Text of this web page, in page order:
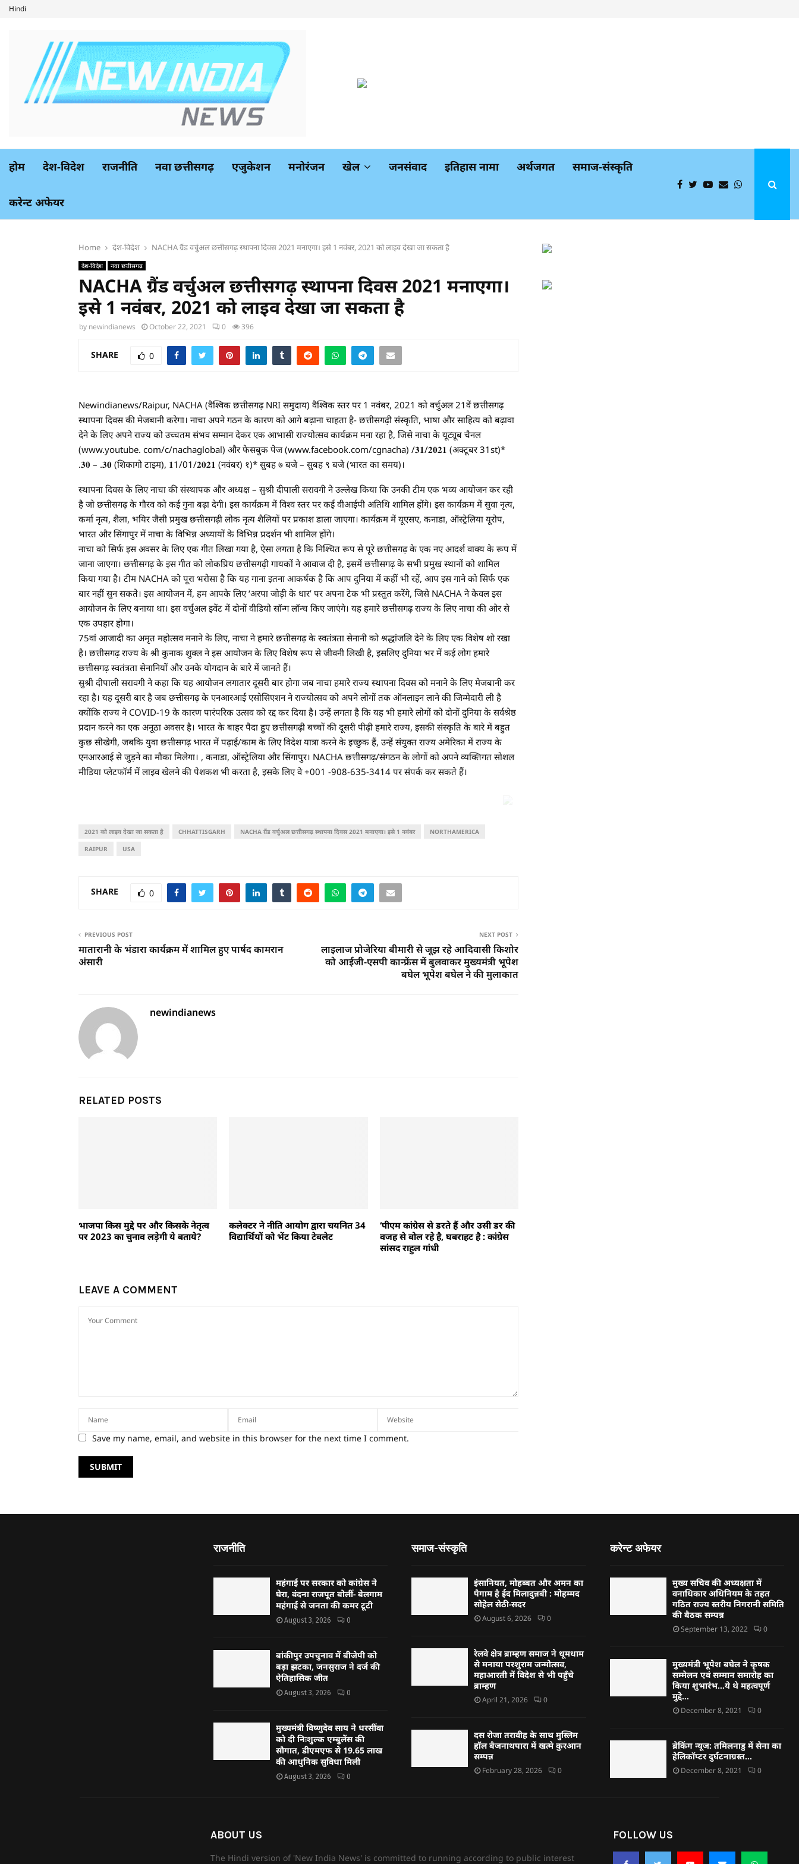
Hindi
होम देश-विदेश राजनीति नवा छत्तीसगढ़ एजुकेशन मनोरंजन खेल जनसंवाद इतिहास नामा अर्थजगत समाज-संस्कृति
करेन्ट अफेयर
Home देश-विदेश NACHA ग्रैंड वर्चुअल छत्तीसगढ़ स्थापना दिवस 2021 मनाएगा। इसे 1 नवंबर, 2021 को लाइव देखा जा सकता है
देश-विदेश नवा छत्तीसगढ़
NACHA ग्रैंड वर्चुअल छत्तीसगढ़ स्थापना दिवस 2021 मनाएगा।
इसे 1 नवंबर, 2021 को लाइव देखा जा सकता है
by newindianews October 22, 2021 0 396
SHARE 0
Newindianews/Raipur, NACHA (वैश्विक छत्तीसगढ़ NRI समुदाय) वैश्विक स्तर पर 1 नवंबर, 2021 को वर्चुअल 21वें छत्तीसगढ़
स्थापना दिवस की मेजबानी करेगा। नाचा अपने गठन के कारण को आगे बढ़ाना चाहता है- छत्तीसगढ़ी संस्कृति, भाषा और साहित्य को बढ़ावा
देने के लिए अपने राज्य को उच्चतम संभव सम्मान देकर एक आभासी राज्योत्सव कार्यक्रम मना रहा है, जिसे नाचा के यूट्यूब चैनल
(www.youtube. com/c/nachaglobal) और फेसबुक पेज (www.facebook.com/cgnacha) /𝟑𝟏/𝟐𝟎𝟐𝟏 (अक्टूबर 31st)*
.𝟑𝟎 – .𝟑𝟎 (शिकागो टाइम), 𝟏1/01/𝟐𝟎𝟐𝟏 (नवंबर) १)* सुबह ७ बजे – सुबह ९ बजे (भारत का समय)।
स्थापना दिवस के लिए नाचा की संस्थापक और अध्यक्ष – सुश्री दीपाली सरावगी ने उल्लेख किया कि उनकी टीम एक भव्य आयोजन कर रही
है जो छत्तीसगढ़ के गौरव को कई गुना बढ़ा देगी। इस कार्यक्रम में विश्व स्तर पर कई वीआईपी अतिथि शामिल होंगे। इस कार्यक्रम में सुवा नृत्य,
कर्मा नृत्य, शैला, भयिर जैसी प्रमुख छत्तीसगढ़ी लोक नृत्य शैलियों पर प्रकाश डाला जाएगा। कार्यक्रम में यूएसए, कनाडा, ऑस्ट्रेलिया यूरोप,
भारत और सिंगापुर में नाचा के विभिन्न अध्यायों के विभिन्न प्रदर्शन भी शामिल होंगे।
नाचा को सिर्फ इस अवसर के लिए एक गीत लिखा गया है, ऐसा लगता है कि निश्चित रूप से पूरे छत्तीसगढ़ के एक नए आदर्श वाक्य के रूप में
जाना जाएगा। छत्तीसगढ़ के इस गीत को लोकप्रिय छत्तीसगढ़ी गायकों ने आवाज दी है, इसमें छत्तीसगढ़ के सभी प्रमुख स्थानों को शामिल
किया गया है। टीम NACHA को पूरा भरोसा है कि यह गाना इतना आकर्षक है कि आप दुनिया में कहीं भी रहें, आप इस गाने को सिर्फ एक
बार नहीं सुन सकते। इस आयोजन में, हम आपके लिए ‘अरपा जोड़ी के धार’ पर अपना टेक भी प्रस्तुत करेंगे, जिसे NACHA ने केवल इस
आयोजन के लिए बनाया था। इस वर्चुअल इवेंट में दोनों वीडियो सॉन्ग लॉन्च किए जाएंगे। यह हमारे छत्तीसगढ़ राज्य के लिए नाचा की ओर से
एक उपहार होगा।
75वां आजादी का अमृत महोत्सव मनाने के लिए, नाचा ने हमारे छत्तीसगढ़ के स्वतंत्रता सेनानी को श्रद्धांजलि देने के लिए एक विशेष शो रखा
है। छत्तीसगढ़ राज्य के श्री कुनाक शुक्ल ने इस आयोजन के लिए विशेष रूप से जीवनी लिखी है, इसलिए दुनिया भर में कई लोग हमारे
छत्तीसगढ़ स्वतंत्रता सेनानियों और उनके योगदान के बारे में जानते हैं।
सुश्री दीपाली सरावगी ने कहा कि यह आयोजन लगातार दूसरी बार होगा जब नाचा हमारे राज्य स्थापना दिवस को मनाने के लिए मेजबानी कर
रहा है। यह दूसरी बार है जब छत्तीसगढ़ के एनआरआई एसोसिएशन ने राज्योत्सव को अपने लोगों तक ऑनलाइन लाने की जिम्मेदारी ली है
क्योंकि राज्य ने COVID-19 के कारण पारंपरिक उत्सव को रद्द कर दिया है। उन्हें लगता है कि यह भी हमारे लोगों को दोनों दुनिया के सर्वश्रेष्ठ
प्रदान करने का एक अनूठा अवसर है। भारत के बाहर पैदा हुए छत्तीसगढ़ी बच्चों की दूसरी पीढ़ी हमारे राज्य, इसकी संस्कृति के बारे में बहुत
कुछ सीखेगी, जबकि युवा छत्तीसगढ़ भारत में पढ़ाई/काम के लिए विदेश यात्रा करने के इच्छुक हैं, उन्हें संयुक्त राज्य अमेरिका में राज्य के
एनआरआई से जुड़ने का मौका मिलेगा। , कनाडा, ऑस्ट्रेलिया और सिंगापुर। NACHA छत्तीसगढ़/संगठन के लोगों को अपने व्यक्तिगत सोशल
मीडिया प्लेटफॉर्म में लाइव खेलने की पेशकश भी करता है, इसके लिए वे +001 -908-635-3414 पर संपर्क कर सकते हैं।
2021 को लाइव देखा जा सकता है CHHATTISGARH NACHA ग्रैंड वर्चुअल छत्तीसगढ़ स्थापना दिवस 2021 मनाएगा। इसे 1 नवंबर NORTHAMERICA
RAIPUR USA
SHARE 0
PREVIOUS POST
मातारानी के भंडारा कार्यक्रम में शामिल हुए पार्षद कामरान
अंसारी
NEXT POST
लाइलाज प्रोजेरिया बीमारी से जूझ रहे आदिवासी किशोर
को आईजी-एसपी कान्फ्रेंस में बुलवाकर मुख्यमंत्री भूपेश
बघेल भूपेश बघेल ने की मुलाकात
newindianews
RELATED POSTS
भाजपा किस मुद्दे पर और किसके नेतृत्व
पर 2023 का चुनाव लड़ेगी ये बताये?
कलेक्टर ने नीति आयोग द्वारा चयनित 34
विद्यार्थियों को भेंट किया टेबलेट
‘पीएम कांग्रेस से डरते हैं और उसी डर की
वजह से बोल रहे है, घबराहट है : कांग्रेस
सांसद राहुल गांधी
LEAVE A COMMENT
Save my name, email, and website in this browser for the next time I comment.
राजनीति
महंगाई पर सरकार को कांग्रेस ने
घेरा, वंदना राजपूत बोलीं- बेलगाम
महंगाई से जनता की कमर टूटी
August 3, 2026 0
बांकीपुर उपचुनाव में बीजेपी को
बड़ा झटका, जनसुराज ने दर्ज की
ऐतिहासिक जीत
August 3, 2026 0
मुख्यमंत्री विष्णुदेव साय ने धरसींवा
को दी निःशुल्क एम्बुलेंस की
सौगात, डीएमएफ से 19.65 लाख
की आधुनिक सुविधा मिली
August 3, 2026 0
समाज-संस्कृति
इंसानियत, मोहब्बत और अमन का
पैगाम है ईद मिलादुन्नबी : मोहम्मद
सोहेल सेठी-सदर
August 6, 2026 0
रेलवे क्षेत्र ब्राम्हण समाज ने धूमधाम
से मनाया परशुराम जन्मोत्सव,
महाआरती में विदेश से भी पहुँचे
ब्राम्हण
April 21, 2026 0
दस रोजा तरावीह के साथ मुस्लिम
हॉल बैजनाथपारा में खत्मे कुरआन
सम्पन्न
February 28, 2026 0
करेन्ट अफेयर
मुख्य सचिव की अध्यक्षता में
वनाधिकार अधिनियम के तहत
गठित राज्य स्तरीय निगरानी समिति
की बैठक सम्पन्न
September 13, 2022 0
मुख्यमंत्री भूपेश बघेल ने कृषक
सम्मेलन एवं सम्मान समारोह का
किया शुभारंभ…ये थे महत्वपूर्ण
मुद्दे…
December 8, 2021 0
ब्रेकिंग न्यूज: तमिलनाडु में सेना का
हेलिकॉप्टर दुर्घटनाग्रस्त…
December 8, 2021 0
ABOUT US
The Hindi version of 'New India News' is committed to running according to public interest
FOLLOW US